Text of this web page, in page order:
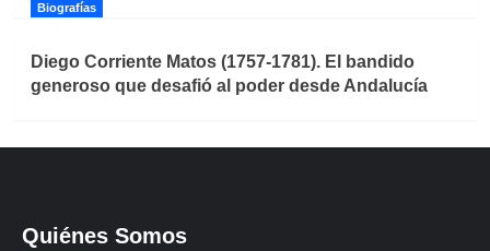
Biografías
Diego Corriente Matos (1757-1781). El bandido
generoso que desafió al poder desde Andalucía
Quiénes Somos